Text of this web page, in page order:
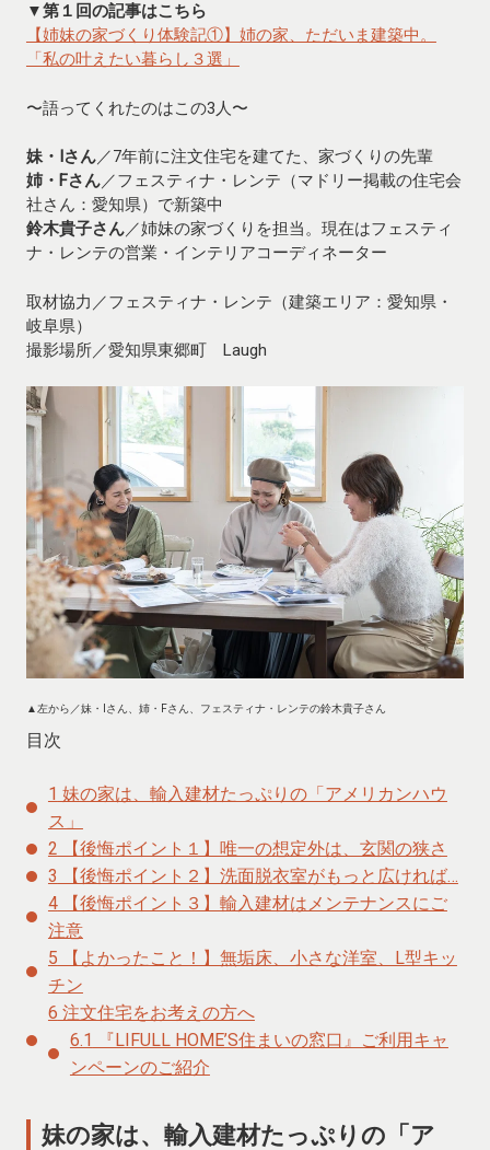
▼第１回の記事はこちら
【姉妹の家づくり体験記①】姉の家、ただいま建築中。
「私の叶えたい暮らし３選」
〜語ってくれたのはこの3人〜
妹・Ⅰさん／7年前に注文住宅を建てた、家づくりの先輩
姉・Fさん／フェスティナ・レンテ（マドリー掲載の住宅会
社さん：愛知県）で新築中
鈴木貴子さん／姉妹の家づくりを担当。現在はフェスティ
ナ・レンテの営業・インテリアコーディネーター
取材協力／フェスティナ・レンテ（建築エリア：愛知県・
岐阜県）
撮影場所／愛知県東郷町 Laugh
▲左から／妹・Iさん、姉・Fさん、フェスティナ・レンテの鈴木貴子さん
目次
1 妹の家は、輸入建材たっぷりの「アメリカンハウ
ス」
2 【後悔ポイント１】唯一の想定外は、玄関の狭さ
3
【後悔ポイント２】洗面脱衣室がもっと広ければ…
4【後悔ポイント３】輸入建材はメンテナンスにご
注意
5 【よかったこと！】無垢床、小さな洋室、L型キッ
チン
6 注文住宅をお考えの方へ
6.1
『LIFULL HOME’S住まいの窓口』ご利用キャ
ンペーンのご紹介
妹の家は、輸入建材たっぷりの「ア